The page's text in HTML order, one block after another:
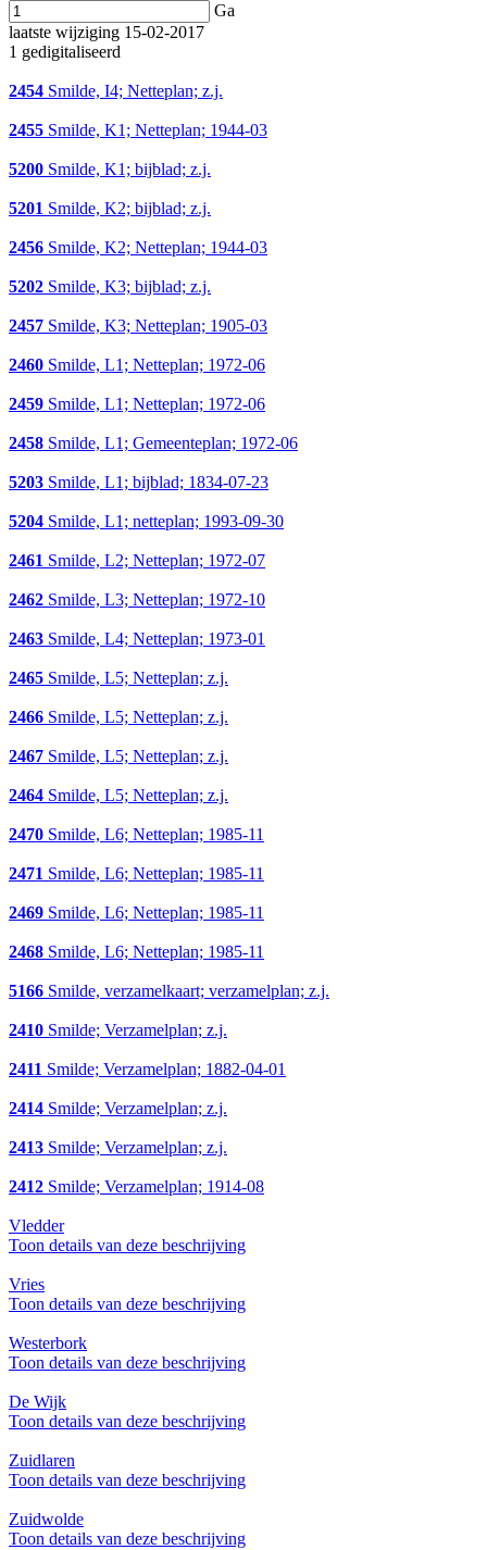
Ga
laatste wijziging 15-02-2017
1 gedigitaliseerd
2454 Smilde, I4; Netteplan; z.j.
2455 Smilde, K1; Netteplan; 1944-03
5200 Smilde, K1; bijblad; z.j.
5201 Smilde, K2; bijblad; z.j.
2456 Smilde, K2; Netteplan; 1944-03
5202 Smilde, K3; bijblad; z.j.
2457 Smilde, K3; Netteplan; 1905-03
2460 Smilde, L1; Netteplan; 1972-06
2459 Smilde, L1; Netteplan; 1972-06
2458 Smilde, L1; Gemeenteplan; 1972-06
5203 Smilde, L1; bijblad; 1834-07-23
5204 Smilde, L1; netteplan; 1993-09-30
2461 Smilde, L2; Netteplan; 1972-07
2462 Smilde, L3; Netteplan; 1972-10
2463 Smilde, L4; Netteplan; 1973-01
2465 Smilde, L5; Netteplan; z.j.
2466 Smilde, L5; Netteplan; z.j.
2467 Smilde, L5; Netteplan; z.j.
2464 Smilde, L5; Netteplan; z.j.
2470 Smilde, L6; Netteplan; 1985-11
2471 Smilde, L6; Netteplan; 1985-11
2469 Smilde, L6; Netteplan; 1985-11
2468 Smilde, L6; Netteplan; 1985-11
5166 Smilde, verzamelkaart; verzamelplan; z.j.
2410 Smilde; Verzamelplan; z.j.
2411 Smilde; Verzamelplan; 1882-04-01
2414 Smilde; Verzamelplan; z.j.
2413 Smilde; Verzamelplan; z.j.
2412 Smilde; Verzamelplan; 1914-08
Vledder
Toon details van deze beschrijving
Vries
Toon details van deze beschrijving
Westerbork
Toon details van deze beschrijving
De Wijk
Toon details van deze beschrijving
Zuidlaren
Toon details van deze beschrijving
Zuidwolde
Toon details van deze beschrijving